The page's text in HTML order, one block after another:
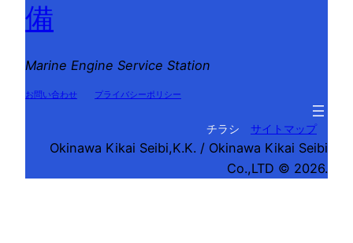
備
Marine Engine Service Station
お問い合わせ プライバシーポリシー
チラシ サイトマップ
Okinawa Kikai Seibi,K.K. / Okinawa Kikai Seibi
Co.,LTD © 2026.